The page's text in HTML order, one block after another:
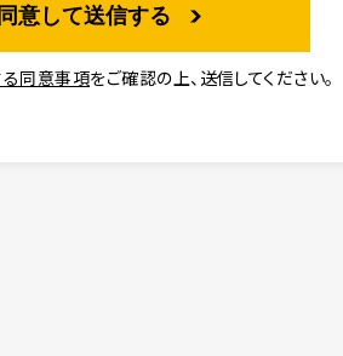
同意事項をご確認の上、送信してください。